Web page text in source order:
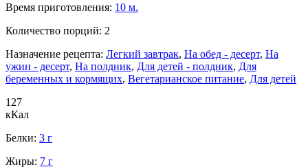
Время приготовления: 10 м.
Количество порций: 2
Назначение рецепта: Легкий завтрак, На обед - десерт, На
ужин - десерт, На полдник, Для детей - полдник, Для
беременных и кормящих, Вегетарианское питание, Для детей
127
кКал
Белки: 3 г
Жиры: 7 г